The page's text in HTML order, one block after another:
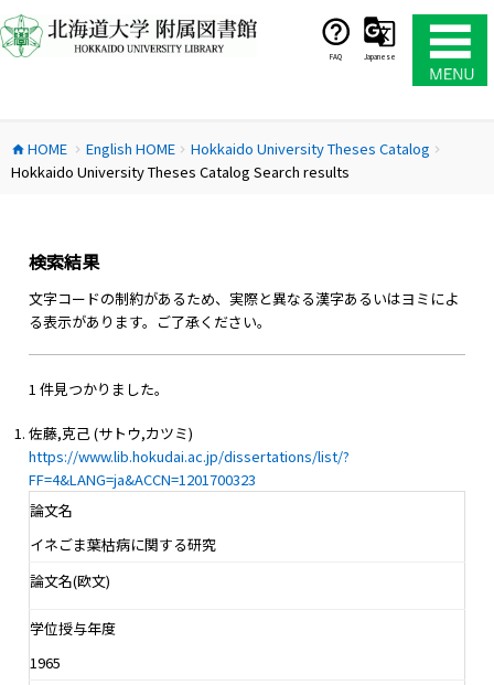
ン
テ
ス
キ
FAQ Japanese
home HOME chevron_right English HOMEchevron_right Hokkaido University Theses Catalog chevron_right
Hokkaido University Theses Catalog Search results
検索結果
文字コードの制約があるため、実際と異なる漢字あるいはヨミによ
る表示があります。ご了承ください。
1 件見つかりました。
佐藤,克己 (サトウ,カツミ)
https://www.lib.hokudai.ac.jp/dissertations/list/?
FF=4&LANG=ja&ACCN=1201700323
論文名
イネごま葉枯病に関する研究
論文名(欧文)
学位授与年度
1965